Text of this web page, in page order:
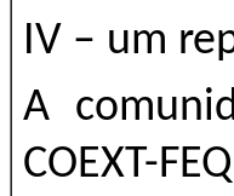
IV – um
A
COEXT-